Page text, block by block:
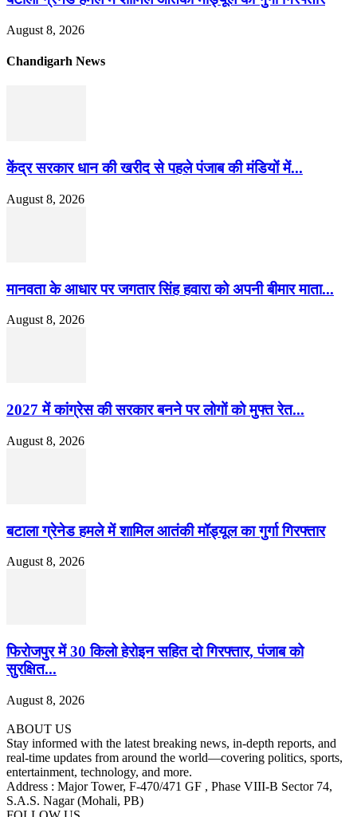
August 8, 2026
Chandigarh News
केंद्र सरकार धान की खरीद से पहले पंजाब की मंडियों में...
August 8, 2026
मानवता के आधार पर जगतार सिंह हवारा को अपनी बीमार माता...
August 8, 2026
2027 में कांग्रेस की सरकार बनने पर लोगों को मुफ्त रेत...
August 8, 2026
बटाला ग्रेनेड हमले में शामिल आतंकी मॉड्यूल का गुर्गा गिरफ्तार
August 8, 2026
फिरोजपुर में 30 किलो हेरोइन सहित दो गिरफ्तार, पंजाब को
सुरक्षित...
August 8, 2026
ABOUT US
Stay informed with the latest breaking news, in-depth reports, and
real-time updates from around the world—covering politics, sports,
entertainment, technology, and more.
Address : Major Tower, F-470/471 GF , Phase VIII-B Sector 74,
S.A.S. Nagar (Mohali, PB)